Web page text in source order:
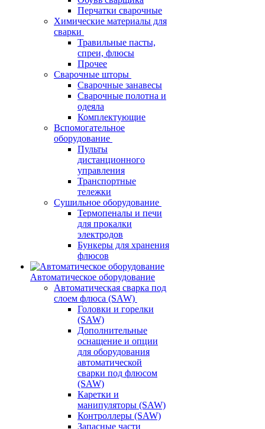
Перчатки сварочные
Химические материалы для
сварки
Травильные пасты,
спреи, флюсы
Прочее
Сварочные шторы
Сварочные занавесы
Сварочные полотна и
одеяла
Комплектующие
Вспомогательное
оборудование
Пульты
дистанционного
управления
Транспортные
тележки
Сушильное оборудование
Термопеналы и печи
для прокалки
электродов
Бункеры для хранения
флюсов
Автоматическое оборудование
Автоматическая сварка под
слоем флюса (SAW)
Головки и горелки
(SAW)
Дополнительные
оснащение и опции
для оборудования
автоматической
сварки под флюсом
(SAW)
Каретки и
манипуляторы (SAW)
Контроллеры (SAW)
Запасные части